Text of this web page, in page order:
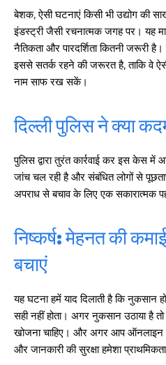
बेशक, ऐसी घटनाएं किसी भी उद्योग की
इंडस्ट्री जैसी रचनात्मक जगह पर। यह
नैतिकता और पारदर्शिता कितनी जरूरी है।
इससे सतर्क रहने की जरूरत है, ताकि वे
नाम साफ रख सकें।
दिल्ली पुलिस ने क्या
पुलिस द्वारा तुरंत कार्रवाई कर इस केस में
जांच चल रही है और संबंधित लोगों से
अपराध से बचाव के लिए एक सकारात्मक
निष्कर्ष: मेहनत की
बचाएं
यह घटना हमें याद दिलाती है कि नुकसान
सही नहीं होता। अगर नुकसान उठाया है
खोजना चाहिए। और अगर आप
और जानकारी की सुरक्षा हमेशा